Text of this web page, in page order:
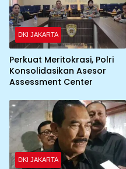
DKI JAKARTA
Perkuat Meritokrasi, Polri
Konsolidasikan Asesor
Assessment Center
DKI JAKARTA